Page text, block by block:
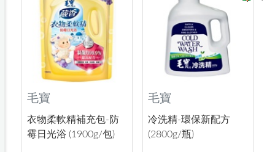
毛寶
衣物柔軟精補充包-防
霉日光浴 (1900g/包)
毛寶
冷洗精-環保新配方
(2800g/瓶)